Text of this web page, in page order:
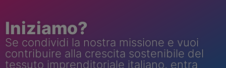
Iniziamo?
Se condividi la nostra missione e vuoi
contribuire alla crescita sostenibile del
tessuto imprenditoriale italiano, entra